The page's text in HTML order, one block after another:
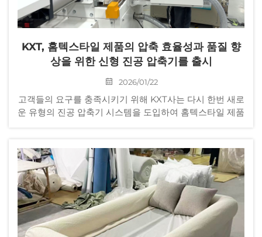
KXT, 홈텍스타일 제품의 압축 효율성과 품질 향
상을 위한 신형 진공 압축기를 출시
2026/01/22
고객들의 요구를 충족시키기 위해 KXT사는 다시 한번 새로
운 유형의 진공 압축기 시스템을 도입하여 홈텍스타일 제품